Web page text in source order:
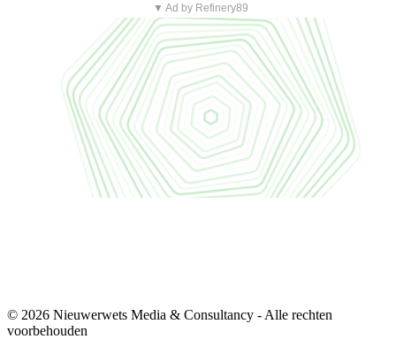
▼ Ad by Refinery89
© 2026 Nieuwerwets Media & Consultancy - Alle rechten
voorbehouden